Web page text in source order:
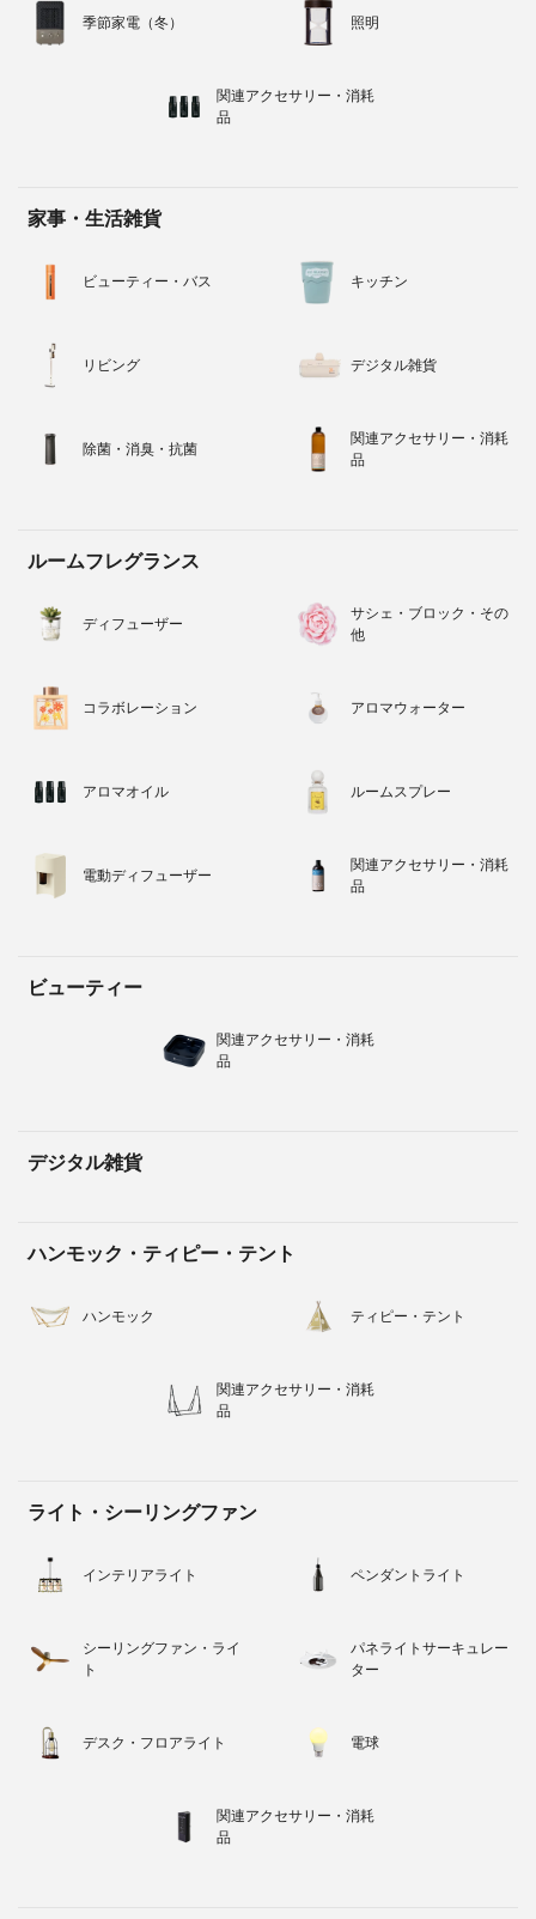
季節家電（冬） 照明
関連アクセサリー・消耗
品
家事・生活雑貨
ビューティー・バス キッチン
リビング デジタル雑貨
除菌・消臭・抗菌
関連アクセサリー・消耗
品
ルームフレグランス
ディフューザー
サシェ・ブロック・その
他
コラボレーション アロマウォーター
アロマオイル ルームスプレー
電動ディフューザー
関連アクセサリー・消耗
品
ビューティー
関連アクセサリー・消耗
品
デジタル雑貨
ハンモック・ティピー・テント
ハンモック ティピー・テント
関連アクセサリー・消耗
品
ライト・シーリングファン
インテリアライト ペンダントライト
シーリングファン・ライ
ト
パネライトサーキュレー
ター
デスク・フロアライト 電球
関連アクセサリー・消耗
品